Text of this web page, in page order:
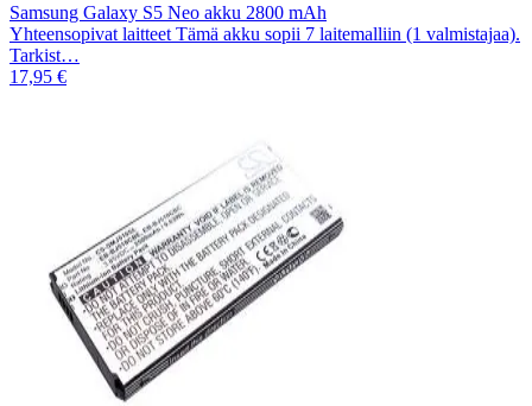
Samsung Galaxy S5 Neo akku 2800 mAh
Yhteensopivat laitteet Tämä akku sopii 7 laitemalliin (1 valmistajaa).
Tarkist…
17,95 €